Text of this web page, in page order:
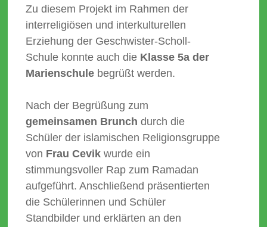
Zu diesem Projekt im Rahmen der
interreligiösen und interkulturellen
Erziehung der Geschwister-Scholl-
Schule konnte auch die Klasse 5a der
Marienschulebegrüßt werden.
Nach der Begrüßung zum
gemeinsamen Brunch durch die
Schüler der islamischen Religionsgruppe
von Frau Cevikwurde ein
stimmungsvoller Rap zum Ramadan
aufgeführt. Anschließend präsentierten
die Schülerinnen und Schüler
Standbilder und erklärten an den